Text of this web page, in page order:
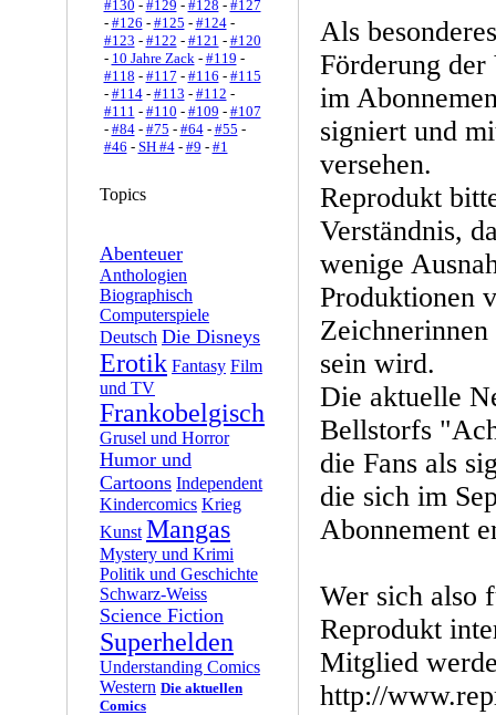
#130 - #129 - #128 - #127
- #126 - #125 - #124-
#123 - #122 - #121 - #120
- 10 Jahre Zack- #119 -
#118 - #117 - #116 - #115
- #114- #113 - #112 -
#111 - #110 - #109 - #107
- #84- #75 - #64- #55 -
#46 - SH #4- #9 - #1
Topics
Abenteuer
Anthologien
Biographisch
Computerspiele
Deutsch Die Disneys
Erotik Fantasy Film
und TV
Frankobelgisch
Grusel und Horror
Humor und
Cartoons Independent
Kindercomics Krieg
Kunst Mangas
Mystery und Krimi
Politik und Geschichte
Schwarz-Weiss
Science Fiction
Superhelden
Understanding Comics
Western Die aktuellen
Comics
Als
Förderung der
im
signiert und
versehen.
Reprodukt
Verständnis,
wenige
Produktionen
sein wird.
Die aktuelle
Bellstorfs
die Fans als
die sich im
Abonnement
Wer sich also
Reprodukt
Mitglied
http://